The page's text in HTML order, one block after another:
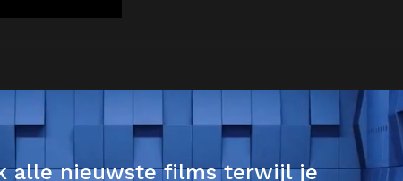
alle nieuwste films terwijl je